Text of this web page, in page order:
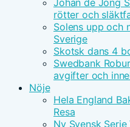
Johan de Jong
rötter och
Solens upp och
Sverige
Skotsk dans 4
Swedbank
avgifter och
Nöje
Hela England
Resa
Ny Svensk